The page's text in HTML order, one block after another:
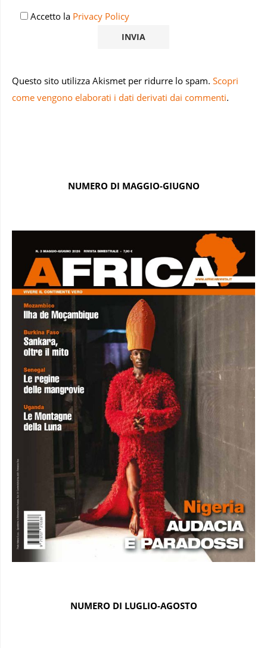
Accetto la Privacy Policy
Questo sito utilizza Akismet per ridurre lo spam. Scopri
come vengono elaborati i dati derivati dai commenti.
NUMERO DI MAGGIO-GIUGNO
NUMERO DI LUGLIO-AGOSTO